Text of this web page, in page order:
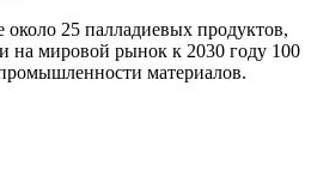
25 палладиевых продуктов,
на мировой рынок к 2030 году 100
материалов.